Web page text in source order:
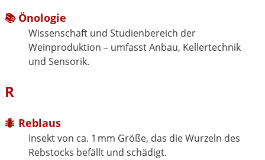
📚 Önologie
Wissenschaft und Studienbereich der
Weinproduktion – umfasst Anbau, Kellertechnik
und Sensorik.
R
🐜 Reblaus
Insekt von ca. 1 mm Größe, das die Wurzeln des
Rebstocks befällt und schädigt.